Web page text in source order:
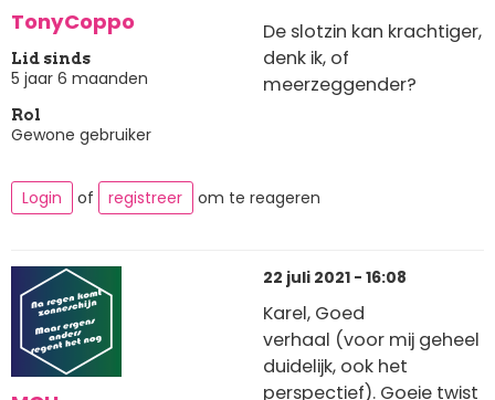
TonyCoppo
Lid sinds
5 jaar 6 maanden
Rol
Gewone gebruiker
De slotzin kan krachtiger,
denk ik, of
meerzeggender?
Login of registreer om te reageren
22 juli 2021 - 16:08
Karel, Goed
verhaal (voor mij geheel
duidelijk, ook het
perspectief). Goeie twist